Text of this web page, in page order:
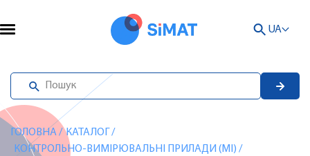
UA
ГОЛОВНА/ КАТАЛОГ /
КОНТРОЛЬНО-ВИМІРЮВАЛЬНІ ПРИЛАДИ (MI) /